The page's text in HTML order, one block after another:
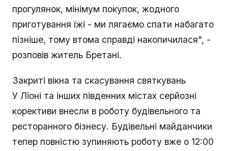
прогулянок, мінімум покупок, жодного
приготування їжі - ми лягаємо спати набагато
пізніше, тому втома справді накопичилася", -
розповів житель Бретані.
Закриті вікна та скасування святкувань
У Ліоні та інших південних містах серйозні
корективи внесли в роботу будівельного та
ресторанного бізнесу. Будівельні майданчики
тепер повністю зупиняють роботу вже о 12:00